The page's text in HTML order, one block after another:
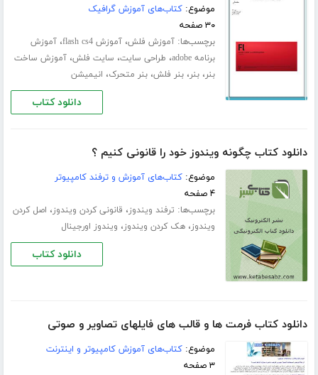
موضوع:کتاب‌های آموزش گرافیک
۳۰ صفحه
برچسب‌ها:آموزش فلش،آموزش flash cs4 ،آموزش
برنامه adobe
، طراحی سایت، سایت فلش،آموزش ساخت
بنر،بنر،بنر فلش،بنر متحرک، انیمیشن
دانلود کتاب
دانلود کتاب چگونه ویندوز خود را قانونی کنیم ؟
موضوع:کتاب‌های آموزش و ترفند کامپیوتر
۴ صفحه
برچسب‌ها: ترفند ویندوز، قانونی کردن ویندوز، اصل کردن
ویندوز،هک کردن ویندوز، ویندوز اورجینال
دانلود کتاب
دانلود کتاب فرمت ها و قالب های فایلهای تصاویر و صوتی
موضوع:کتاب‌های آموزش کامپیوتر و اینترنت
۳ صفحه